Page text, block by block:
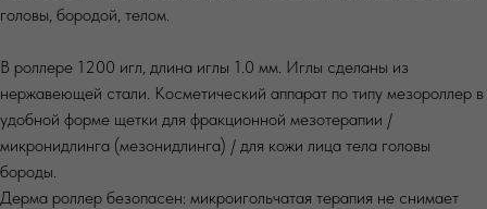
головы, бородой, телом.
В роллере 1200 игл, длина иглы 1.0 мм. Иглы сделаны из
нержавеющей стали. Косметический аппарат по типу мезороллер в
удобной форме щетки для фракционной мезотерапии /
микронидлинга (мезонидлинга) / для кожи лица тела головы
бороды.
Дерма роллер безопасен: микроигольчатая терапия не снимает